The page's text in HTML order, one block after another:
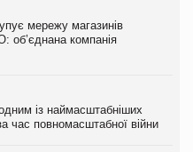
мережу магазинів
компанія
із наймасштабніших
час повномасштабної війни
у VARUS з’явилися
вироби на
маркетинг за квартал